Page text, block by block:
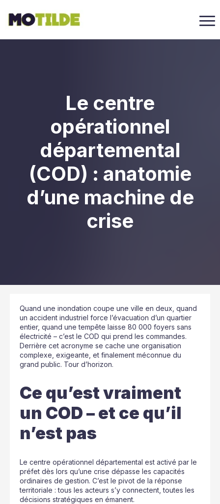
Le centre
opérationnel
départemental
(COD) : anatomie
d’une machine de
crise
Quand une inondation coupe une ville en deux, quand
un accident industriel force l’évacuation d’un quartier
entier, quand une tempête laisse 80 000 foyers sans
électricité – c’est le COD qui prend les commandes.
Derrière cet acronyme se cache une organisation
complexe, exigeante, et finalement méconnue du
grand public. Tour d’horizon.
Ce qu’est vraiment
un COD – et ce qu’il
n’est pas
Le centre opérationnel départemental est activé par le
préfet dès lors qu’une crise dépasse les capacités
ordinaires de gestion. C’est le pivot de la réponse
territoriale : tous les acteurs s’y connectent, toutes les
décisions stratégiques en émanent.